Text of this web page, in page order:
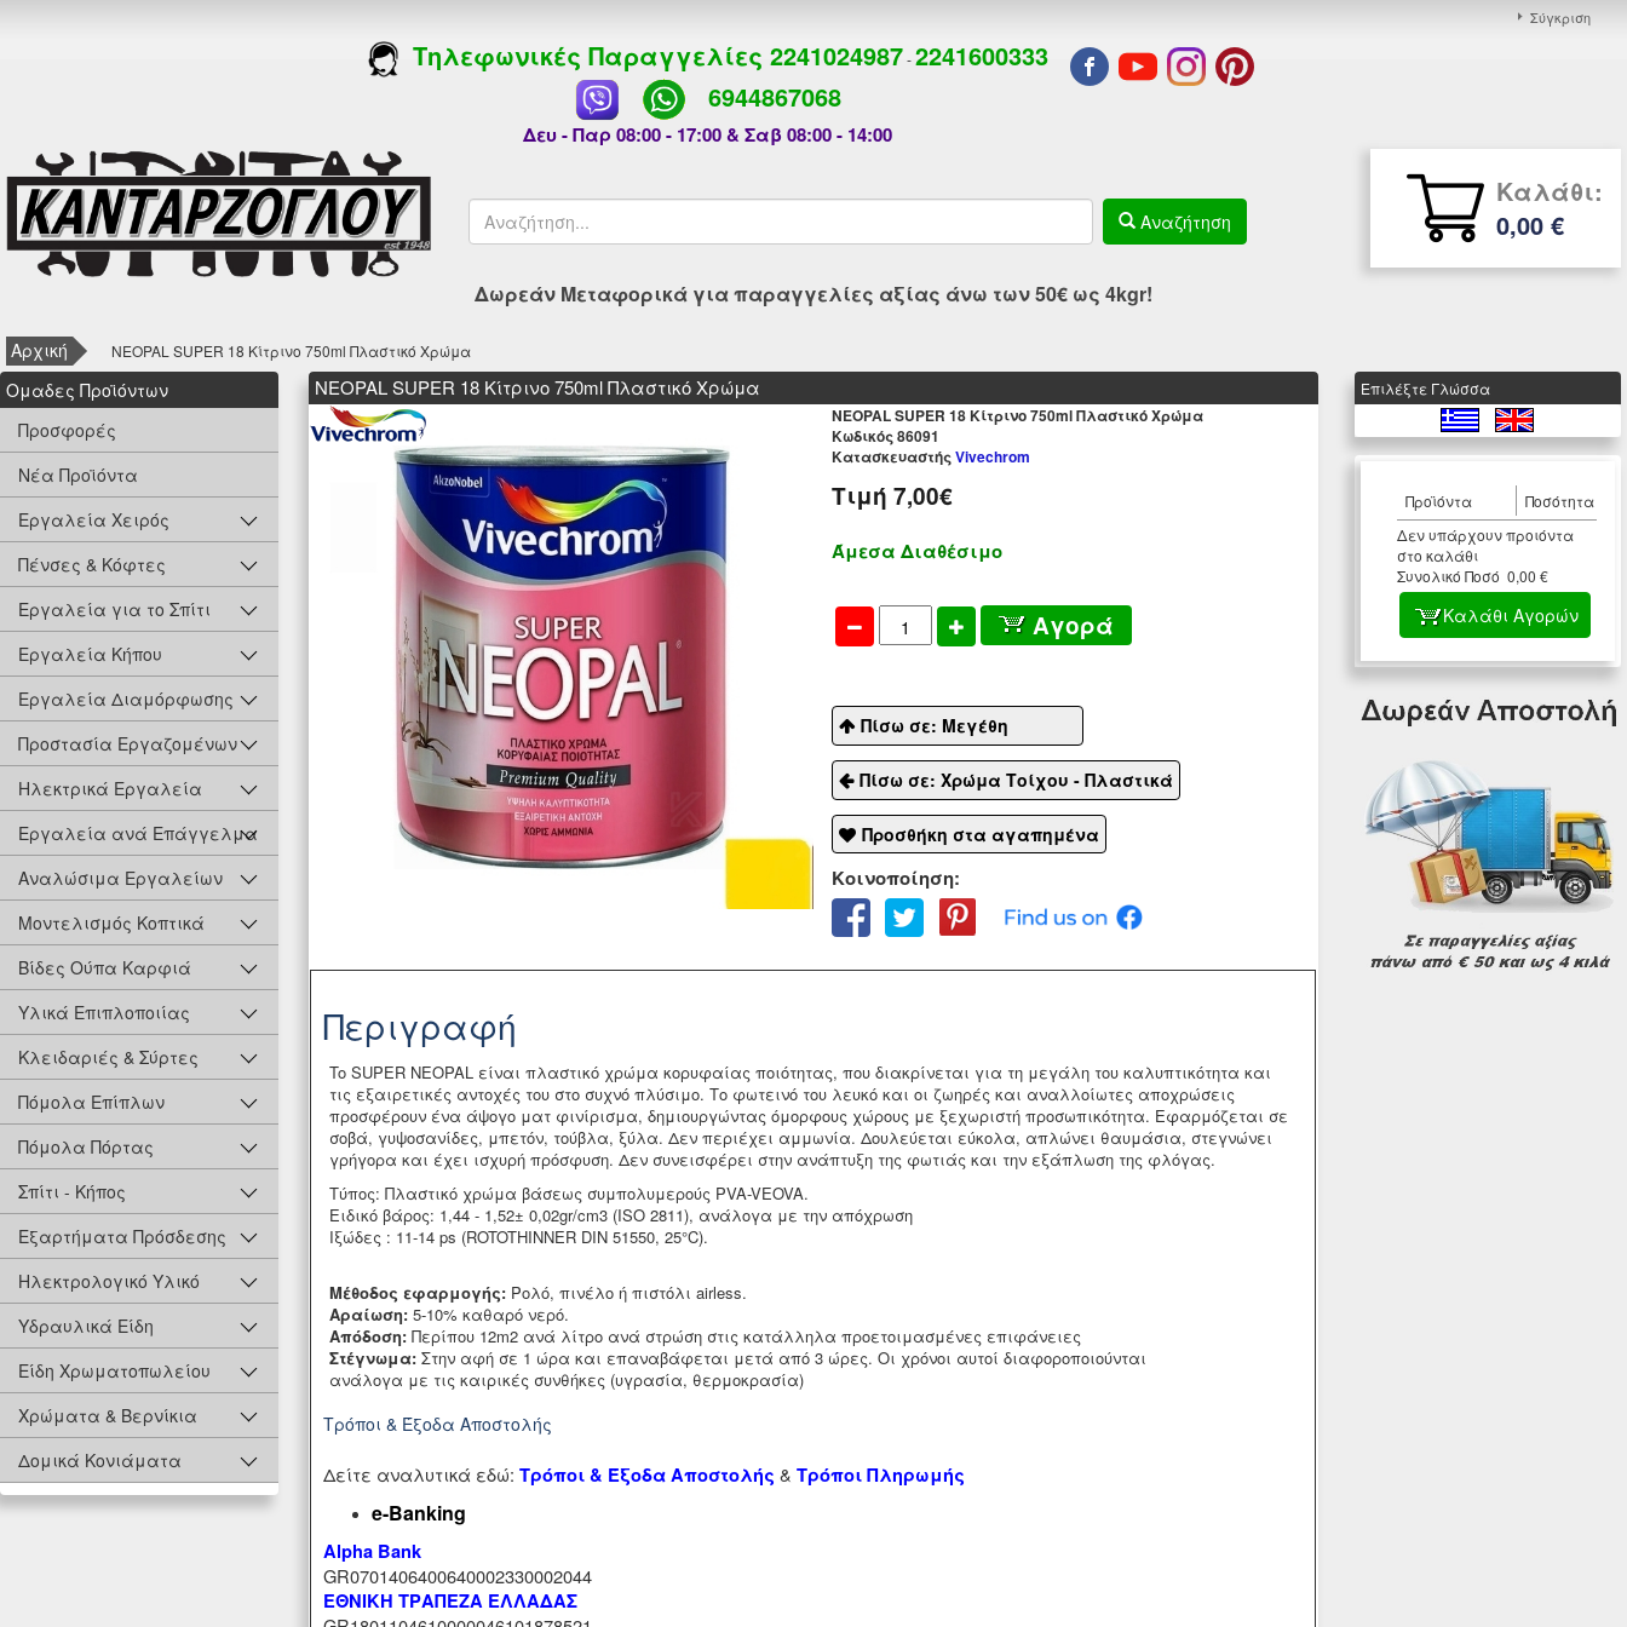
Σύγκριση
Τηλεφωνικές Παραγγελίες 2241024987-2241600333
6944867068
Δευ - Παρ 08:00 - 17:00 & Σαβ 08:00 - 14:00
Αναζήτηση
Καλάθι:
0,00 €
Δωρεάν Μεταφορικά για παραγγελίες αξίας άνω των 50€ ως 4kgr!
Αρχική NEOPAL SUPER 18 Κίτρινο 750ml Πλαστικό Χρώμα
Oμαδες Προϊόντων
Προσφορές
Νέα Προϊόντα
Εργαλεία Χειρός
Πένσες & Κόφτες
Εργαλεία για το Σπίτι
Εργαλεία Κήπου
Εργαλεία Διαμόρφωσης
Προστασία Εργαζομένων
Ηλεκτρικά Εργαλεία
Εργαλεία ανά Επάγγελμα
Αναλώσιμα Εργαλείων
Μοντελισμός Κοπτικά
Βίδες Ούπα Καρφιά
Υλικά Επιπλοποιίας
Κλειδαριές & Σύρτες
Πόμολα Επίπλων
Πόμολα Πόρτας
Σπίτι - Κήπος
Εξαρτήματα Πρόσδεσης
Ηλεκτρολογικό Υλικό
Υδραυλικά Είδη
Είδη Χρωματοπωλείου
Χρώματα & Βερνίκια
Δομικά Κονιάματα
NEOPAL SUPER 18 Κίτρινο 750ml Πλαστικό Χρώμα
NEOPAL SUPER 18 Κίτρινο 750ml Πλαστικό Χρώμα
Kωδικός 86091
ΚατασκευαστήςVivechrom
Τιμή 7,00€
Άμεσα Διαθέσιμο
Αγορά
Πίσω σε: Μεγέθη
Πίσω σε: Χρώμα Τοίχου - Πλαστικά
Προσθήκη στα αγαπημένα
Κοινοποίηση:
Περιγραφή
To SUPER NEOPAL είναι πλαστικό χρώμα κορυφαίας ποιότητας, που διακρίνεται για τη μεγάλη του καλυπτικότητα και
τις εξαιρετικές αντοχές του στο συχνό πλύσιμο. Το φωτεινό του λευκό και οι ζωηρές και αναλλοίωτες αποχρώσεις
προσφέρουν ένα άψογο ματ φινίρισμα, δημιουργώντας όμορφους χώρους με ξεχωριστή προσωπικότητα. Εφαρμόζεται σε
σοβά, γυψοσανίδες, μπετόν, τούβλα, ξύλα. Δεν περιέχει αμμωνία. Δουλεύεται εύκολα, απλώνει θαυμάσια, στεγνώνει
γρήγορα και έχει ισχυρή πρόσφυση. Δεν συνεισφέρει στην ανάπτυξη της φωτιάς και την εξάπλωση της φλόγας.
Τύπος: Πλαστικό χρώμα βάσεως συμπολυμερούς PVA-VEOVA.
Ειδικό βάρος: 1,44 - 1,52± 0,02gr/cm3 (ISO 2811), ανάλογα με την απόχρωση
Ιξώδες : 11-14 ps (ROTOTHINNER DIN 51550, 25°C).
Μέθοδος εφαρμογής: Ρολό, πινέλο ή πιστόλι airless.
Αραίωση: 5-10% καθαρό νερό.
Απόδοση: Περίπου 12m2 ανά λίτρο ανά στρώση στις κατάλληλα προετοιμασμένες επιφάνειες
Στέγνωμα: Στην αφή σε 1 ώρα και επαναβάφεται μετά από 3 ώρες. Οι χρόνοι αυτοί διαφοροποιούνται
ανάλογα με τις καιρικές συνθήκες (υγρασία, θερμοκρασία)
Τρόποι & Έξοδα Αποστολής
Δείτε αναλυτικά εδώ:Τρόποι & Έξοδα Αποστολής &Τρόποι Πληρωμής
e-Banking
Alpha Bank
GR0701406400640002330002044
ΕΘΝΙΚΗ ΤΡΑΠΕΖΑ ΕΛΛΑΔΑΣ
Eπιλέξτε Γλώσσα
Προϊόντα
Ποσότητα
Δεν υπάρχουν προιόντα
στο καλάθι
Συνολικό Ποσό 0,00 €
Καλάθι Αγορών